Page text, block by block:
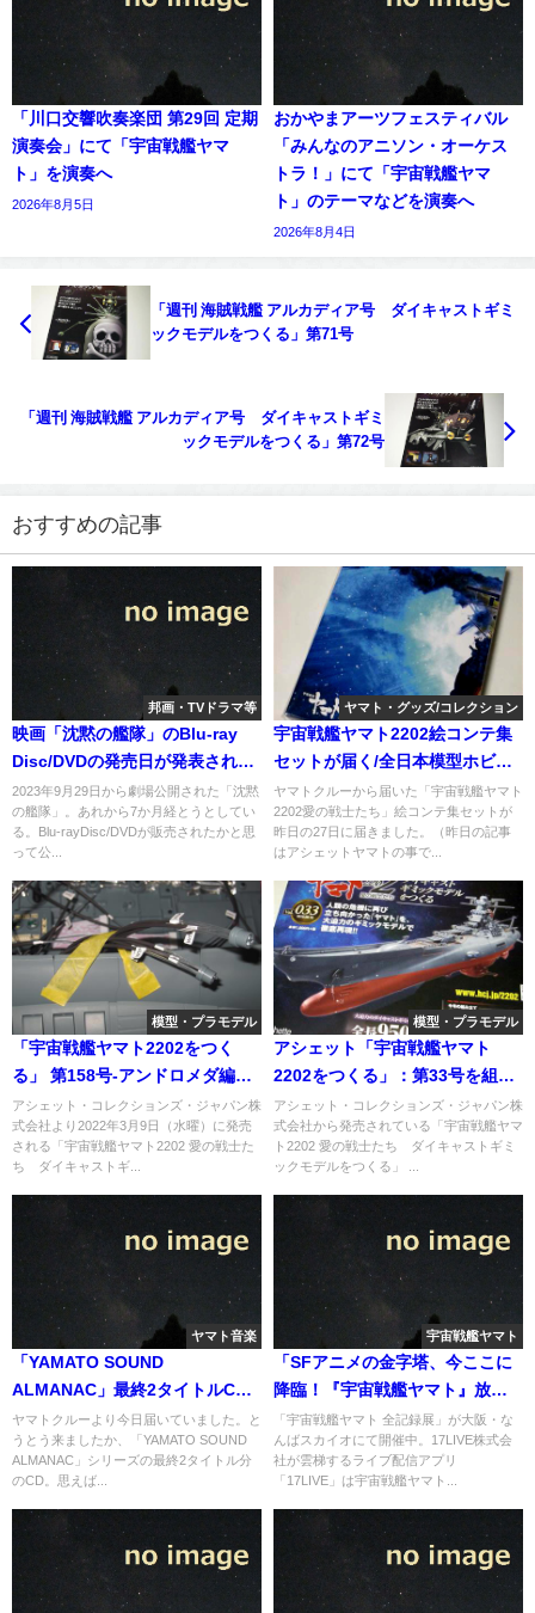
「川口交響吹奏楽団 第29回 定期
演奏会」にて「宇宙戦艦ヤマ
ト」を演奏へ
2026年8月5日
おかやまアーツフェスティバル
「みんなのアニソン・オーケス
トラ！」にて「宇宙戦艦ヤマ
ト」のテーマなどを演奏へ
2026年8月4日
「週刊 海賊戦艦 アルカディア号 ダイキャストギミ
ックモデルをつくる」第71号
「週刊 海賊戦艦 アルカディア号 ダイキャストギミ
ックモデルをつくる」第72号
おすすめの記事
邦画・TVドラマ等
映画「沈黙の艦隊」のBlu-ray
Disc/DVDの発売日が発表されな
い
2023年9月29日から劇場公開された「沈黙
の艦隊」。あれから7か月経とうとしてい
る。Blu-rayDisc/DVDが販売されたかと思
って公...
ヤマト・グッズ/コレクション
宇宙戦艦ヤマト2202絵コンテ集
セットが届く/全日本模型ホビー
ショーにてヤマト2202関連作品
出品。
ヤマトクルーから届いた「宇宙戦艦ヤマト
2202愛の戦士たち」絵コンテ集セットが
昨日の27日に届きました。（昨日の記事
はアシェットヤマトの事で...
模型・プラモデル
「宇宙戦艦ヤマト2202をつく
る」 第158号-アンドロメダ編
（後編）
アシェット・コレクションズ・ジャパン株
式会社より2022年3月9日（水曜）に発売
される「宇宙戦艦ヤマト2202 愛の戦士た
ち ダイキャストギ...
模型・プラモデル
アシェット「宇宙戦艦ヤマト
2202をつくる」：第33号を組み
立てる。
アシェット・コレクションズ・ジャパン株
式会社から発売されている「宇宙戦艦ヤマ
ト2202 愛の戦士たち ダイキャストギミ
ックモデルをつくる」 ...
ヤマト音楽
「YAMATO SOUND
ALMANAC」最終2タイトルCD
が届く。
ヤマトクルーより今日届いていました。と
うとう来ましたか、「YAMATO SOUND
ALMANAC」シリーズの最終2タイトル分
のCD。思えば...
宇宙戦艦ヤマト
「SFアニメの金字塔、今ここに
降臨！『宇宙戦艦ヤマト』放送
50周年記念キャラクターコラ
ボ」が開催へ
「宇宙戦艦ヤマト 全記録展」が大阪・な
んばスカイオにて開催中。17LIVE株式会
社が雲梯するライブ配信アプリ
「17LIVE」は宇宙戦艦ヤマト...